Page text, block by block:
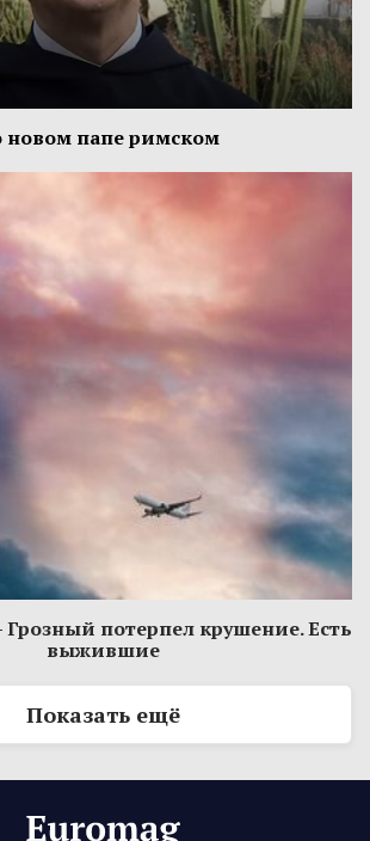
новом папе римском
Грозный потерпел крушение. Есть
выжившие
Показать ещё